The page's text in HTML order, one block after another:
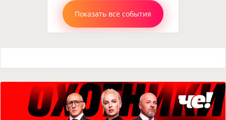
Показать все события